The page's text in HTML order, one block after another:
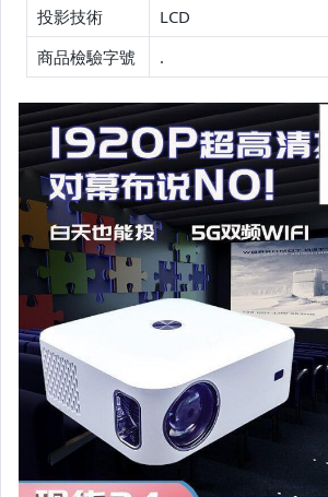
相機、攝影與周邊
運動、戶外與休閒
嬰幼兒與孕婦
汽機車精品百貨
居家、家具與園藝
玩具、模型與公仔
男性精品與服飾
女裝與服飾配件
偶像、球員卡與郵幣
手錶與飾品配件
女包精品與女鞋
投影技術
LCD
商品檢驗字號
.